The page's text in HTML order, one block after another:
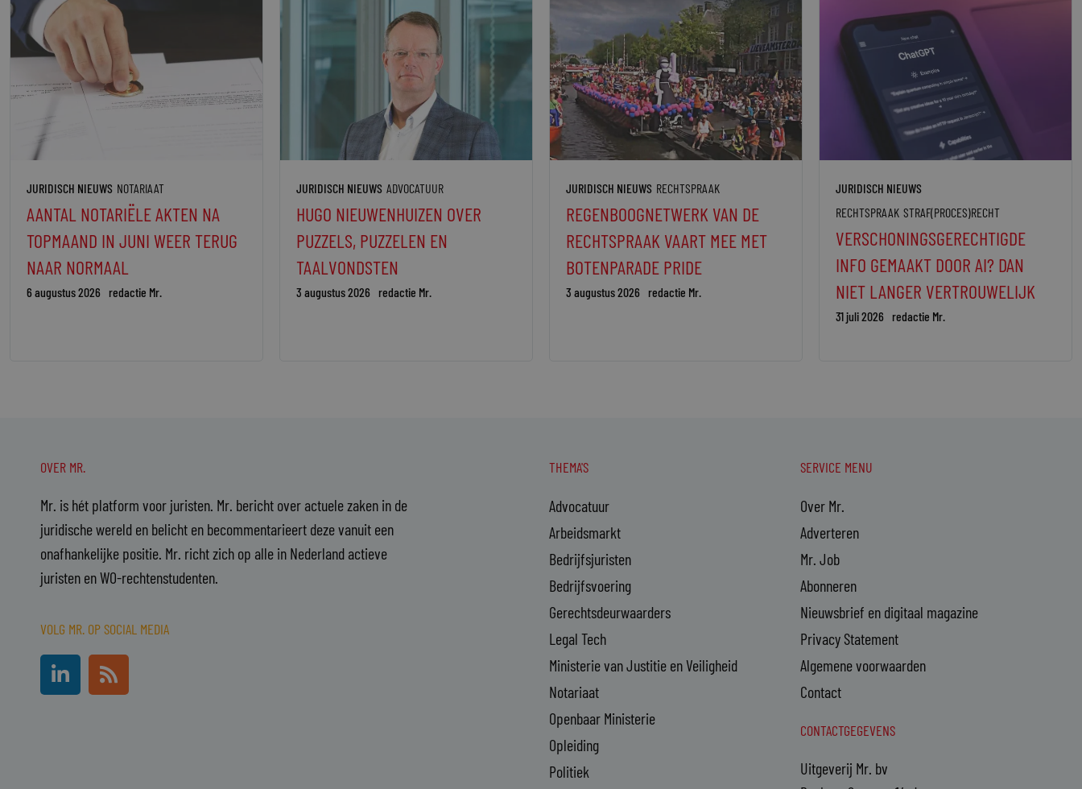
JURIDISCH NIEUWS NOTARIAAT
AANTAL NOTARIËLE AKTEN NA
TOPMAAND IN JUNI WEER TERUG
NAAR NORMAAL
6 augustus 2026 redactie Mr.
JURIDISCH NIEUWS ADVOCATUUR
HUGO NIEUWENHUIZEN OVER
PUZZELS, PUZZELEN EN
TAALVONDSTEN
3 augustus 2026 redactie Mr.
JURIDISCH NIEUWS RECHTSPRAAK
REGENBOOGNETWERK VAN DE
RECHTSPRAAK VAART MEE MET
BOTENPARADE PRIDE
3 augustus 2026 redactie Mr.
JURIDISCH NIEUWS
RECHTSPRAAK STRAF(PROCES)RECHT
VERSCHONINGSGERECHTIGDE
INFO GEMAAKT DOOR AI? DAN
NIET LANGER VERTROUWELIJK
31 juli 2026 redactie Mr.
OVER MR.
Mr. is hét platform voor juristen. Mr. bericht over actuele zaken in de
juridische wereld en belicht en becommentarieert deze vanuit een
onafhankelijke positie. Mr. richt zich op alle in Nederland actieve
juristen en WO-rechtenstudenten.
VOLG MR. OP SOCIAL MEDIA
L
i
n
R
s
s
THEMA'S
Advocatuur
Arbeidsmarkt
Bedrijfsjuristen
Bedrijfsvoering
Gerechtsdeurwaarders
Legal Tech
Ministerie van Justitie en Veiligheid
Notariaat
Openbaar Ministerie
Opleiding
Politiek
SERVICE MENU
Over Mr.
Adverteren
Mr. Job
Abonneren
Nieuwsbrief en digitaal magazine
Privacy Statement
Algemene voorwaarden
Contact
CONTACTGEGEVENS
Uitgeverij Mr. bv